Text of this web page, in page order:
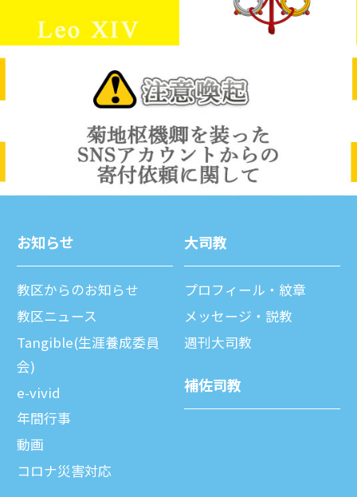
お知らせ
教区からのお知らせ
教区ニュース
Tangible(生涯養成委員
会)
e-vivid
年間⾏事
動画
コロナ災害対応
⼤司教
プロフィール・紋章
メッセージ・説教
週刊⼤司教
補佐司教